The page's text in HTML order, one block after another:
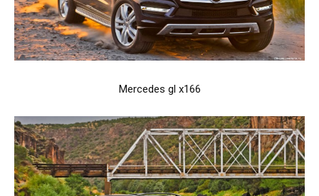
Mercedes gl x166